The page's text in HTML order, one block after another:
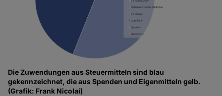
Die Zuwendungen aus Steuermitteln sind blau
gekennzeichnet, die aus Spenden und Eigenmitteln gelb.
(Grafik: Frank Nicolai)